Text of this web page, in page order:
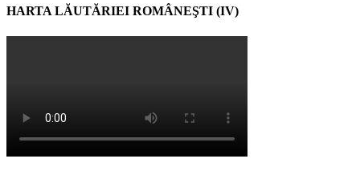
HARTA LĂUTĂRIEI ROMÂNEŞTI (IV)